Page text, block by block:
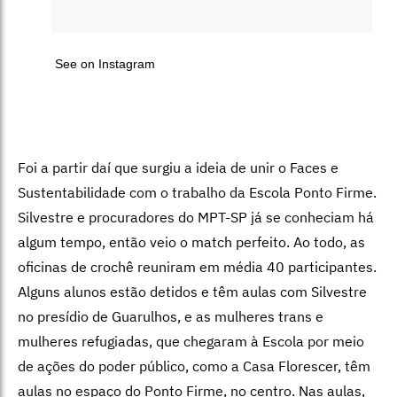
See on Instagram
Foi a partir daí que surgiu a ideia de unir o Faces e
Sustentabilidade com o trabalho da Escola Ponto Firme.
Silvestre e procuradores do MPT-SP já se conheciam há
algum tempo, então veio o match perfeito. Ao todo, as
oficinas de crochê reuniram em média 40 participantes.
Alguns alunos estão detidos e têm aulas com Silvestre
no presídio de Guarulhos, e as mulheres trans e
mulheres refugiadas, que chegaram à Escola por meio
de ações do poder público, como a Casa Florescer, têm
aulas no espaço do Ponto Firme, no centro. Nas aulas,